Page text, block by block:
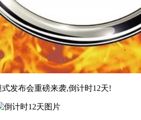
发布会重磅来袭,倒计时12天!